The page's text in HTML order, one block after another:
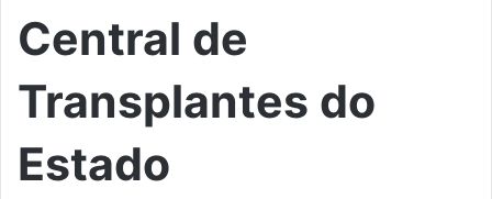
Central de
Transplantes do
Estado